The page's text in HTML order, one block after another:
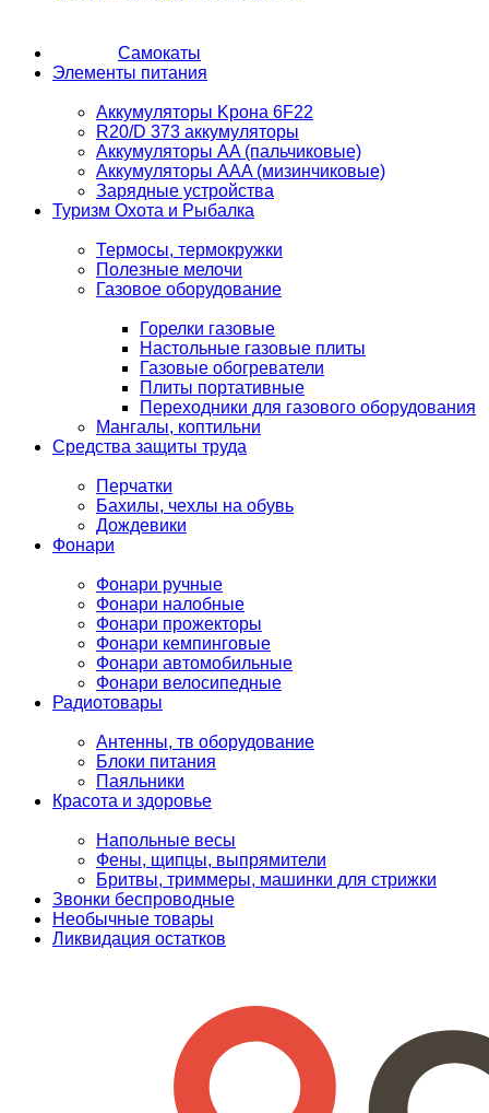
Самокаты
Элементы питания
Аккумуляторы Kрона 6F22
R20/D 373 аккумуляторы
Аккумуляторы AA (пальчиковые)
Аккумуляторы AAA (мизинчиковые)
Зарядные устройства
Туризм Охота и Рыбалка
Термосы, термокружки
Полезные мелочи
Газовое оборудование
Горелки газовые
Настольные газовые плиты
Газовые обогреватели
Плиты портативные
Переходники для газового оборудования
Мангалы, коптильни
Средства защиты труда
Перчатки
Бахилы, чехлы на обувь
Дождевики
Фонари
Фонари ручные
Фонари налобные
Фонари прожекторы
Фонари кемпинговые
Фонари автомобильные
Фонари велосипедные
Радиотовары
Антенны, тв оборудование
Блоки питания
Паяльники
Красота и здоровье
Напольные весы
Фены, щипцы, выпрямители
Бритвы, триммеры, машинки для стрижки
Звонки беспроводные
Необычные товары
Ликвидация остатков